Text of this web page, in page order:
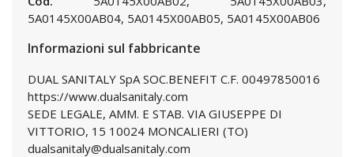
5A0145X00AB04, 5A0145X00AB05, 5A0145X00AB06
Informazioni sul fabbricante
DUAL SANITALY SpA SOC.BENEFIT C.F. 00497850016
https://www.dualsanitaly.com
SEDE LEGALE, AMM. E STAB. VIA GIUSEPPE DI
VITTORIO, 15 10024 MONCALIERI (TO)
dualsanitaly@dualsanitaly.com